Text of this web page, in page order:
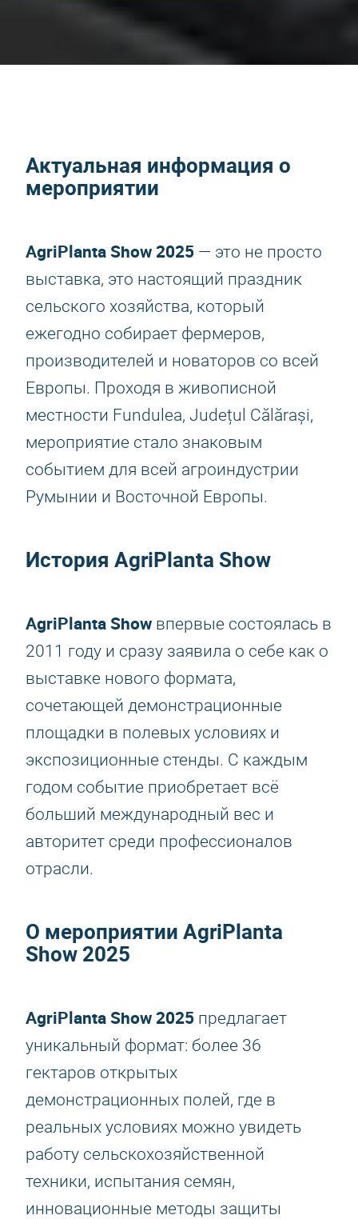
Актуальная информация о
мероприятии
AgriPlanta Show 2025 — это не просто
выставка, это настоящий праздник
сельского хозяйства, который
ежегодно собирает фермеров,
производителей и новаторов со всей
Европы. Проходя в живописной
местности Fundulea, Județul Călărași,
мероприятие стало знаковым
событием для всей агроиндустрии
Румынии и Восточной Европы.
История AgriPlanta Show
AgriPlanta Show впервые состоялась в
2011 году и сразу заявила о себе как о
выставке нового формата,
сочетающей демонстрационные
площадки в полевых условиях и
экспозиционные стенды. С каждым
годом событие приобретает всё
больший международный вес и
авторитет среди профессионалов
отрасли.
О мероприятии AgriPlanta
Show 2025
AgriPlanta Show 2025 предлагает
уникальный формат: более 36
гектаров открытых
демонстрационных полей, где в
реальных условиях можно увидеть
работу сельскохозяйственной
техники, испытания семян,
инновационные методы защиты